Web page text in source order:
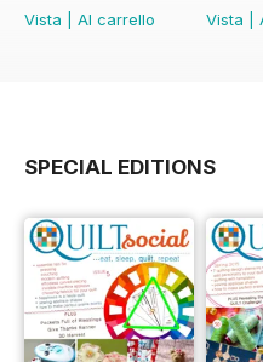
Vista
Al carrello
Vista
SPECIAL EDITIONS